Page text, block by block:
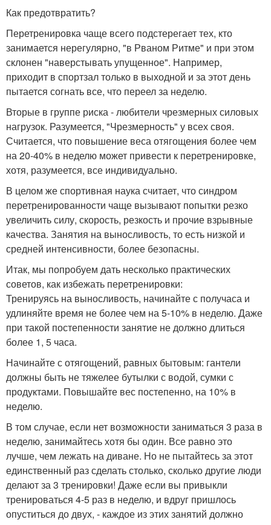
Как предотвратить?
Перетренировка чаще всего подстерегает тех, кто
занимается нерегулярно, "в Рваном Ритме" и при этом
склонен "наверстывать упущенное". Например,
приходит в спортзал только в выходной и за этот день
пытается согнать все, что переел за неделю.
Вторые в группе риска - любители чрезмерных силовых
нагрузок. Разумеется, "Чрезмерность" у всех своя.
Считается, что повышение веса отягощения более чем
на 20-40% в неделю может привести к перетренировке,
хотя, разумеется, все индивидуально.
В целом же спортивная наука считает, что синдром
перетренированности чаще вызывают попытки резко
увеличить силу, скорость, резкость и прочие взрывные
качества. Занятия на выносливость, то есть низкой и
средней интенсивности, более безопасны.
Итак, мы попробуем дать несколько практических
советов, как избежать перетренировки:
Тренируясь на выносливость, начинайте с получаса и
удлиняйте время не более чем на 5-10% в неделю. Даже
при такой постепенности занятие не должно длиться
более 1, 5 часа.
Начинайте с отягощений, равных бытовым: гантели
должны быть не тяжелее бутылки с водой, сумки с
продуктами. Повышайте вес постепенно, на 10% в
неделю.
В том случае, если нет возможности заниматься 3 раза в
неделю, занимайтесь хотя бы один. Все равно это
лучше, чем лежать на диване. Но не пытайтесь за этот
единственный раз сделать столько, сколько другие люди
делают за 3 тренировки! Даже если вы привыкли
тренироваться 4-5 раз в неделю, и вдруг пришлось
опуститься до двух, - каждое из этих занятий должно